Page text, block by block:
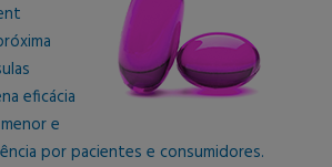
eficácia
e
por pacientes e consumidores.